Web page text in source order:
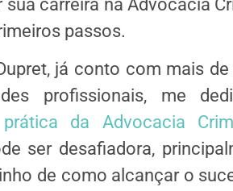
sua carreira na Advocacia
passos.
já conto com mais
profissionais, me
prática da Advocacia
ser desafiadora,
de como alcançar o